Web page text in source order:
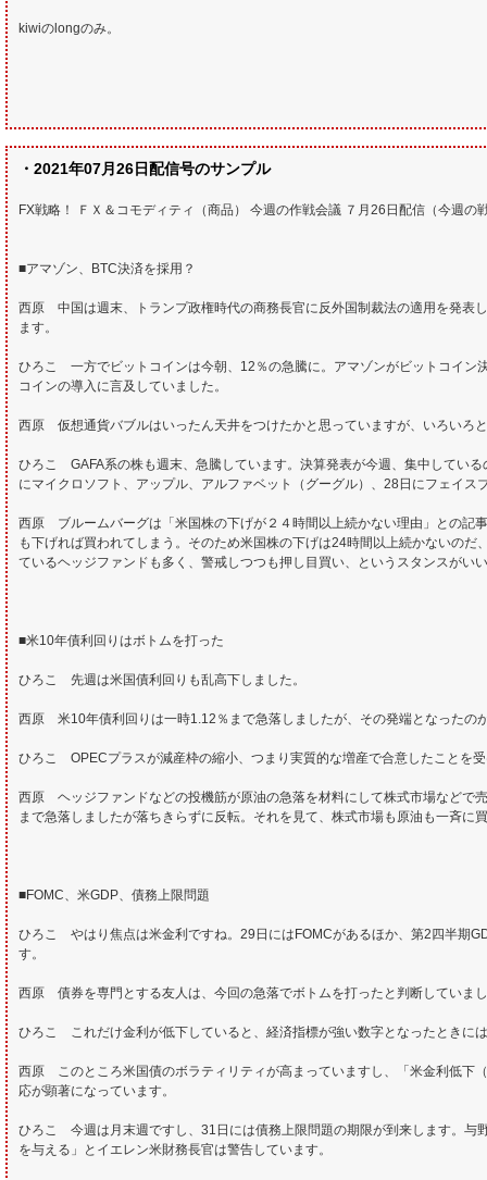
kiwiのlongのみ。
・2021年07月26日配信号のサンプル
FX戦略！ ＦＸ＆コモディティ（商品） 今週の作戦会議 ７月26日配信（今週の
■アマゾン、BTC決済を採用？
西原 中国は週末、トランプ政権時代の商務長官に反外国制裁法の適用を発表
ます。
ひろこ 一方でビットコインは今朝、12％の急騰に。アマゾンがビットコイン
コインの導入に言及していました。
西原 仮想通貨バブルはいったん天井をつけたかと思っていますが、いろいろ
ひろこ GAFA系の株も週末、急騰しています。決算発表が今週、集中してい
にマイクロソフト、アップル、アルファベット（グーグル）、28日にフェイス
西原 ブルームバーグは「米国株の下げが２４時間以上続かない理由」との記
も下げれば買われてしまう。そのため米国株の下げは24時間以上続かないの
ているヘッジファンドも多く、警戒しつつも押し目買い、というスタンスがい
■米10年債利回りはボトムを打った
ひろこ 先週は米国債利回りも乱高下しました。
西原 米10年債利回りは一時1.12％まで急落しましたが、その発端となったの
ひろこ OPECプラスが減産枠の縮小、つまり実質的な増産で合意したことを
西原 ヘッジファンドなどの投機筋が原油の急落を材料にして株式市場などで
まで急落しましたが落ちきらずに反転。それを見て、株式市場も原油も一斉に
■FOMC、米GDP、債務上限問題
ひろこ やはり焦点は米金利ですね。29日にはFOMCがあるほか、第2四半期
す。
西原 債券を専門とする友人は、今回の急落でボトムを打ったと判断していま
ひろこ これだけ金利が低下していると、経済指標が強い数字となったときに
西原 このところ米国債のボラティリティが高まっていますし、「米金利低下
応が顕著になっています。
ひろこ 今週は月末週ですし、31日には債務上限問題の期限が到来します。与
を与える」とイエレン米財務長官は警告しています。